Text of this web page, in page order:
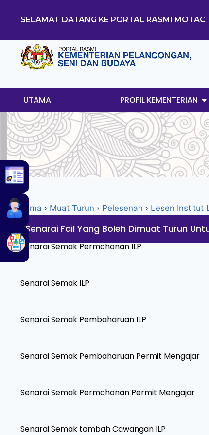
SELAMAT DATANG KE PORTAL RASMI MOTAC
UTAMA PROFIL KEMENTERIAN
Utama › Muat Turun › Pelesenan › Lesen Institut
Senarai Fail Yang Boleh Dimuat Turun
Senarai Semak Permohonan ILP
Senarai Semak ILP
Senarai Semak Pembaharuan ILP
Senarai Semak Pembaharuan Permit Mengajar
Senarai Semak Permohonan Permit Mengajar
Senarai Semak tambah Cawangan ILP